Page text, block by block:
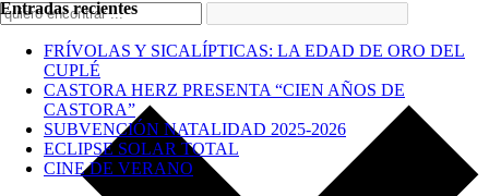
Entradas recientes
FRÍVOLAS Y SICALÍPTICAS: LA EDAD DE ORO DEL
CUPLÉ
CASTORA HERZ PRESENTA “CIEN AÑOS DE
CASTORA”
SUBVENCIÓN NATALIDAD 2025-2026
ECLIPSE SOLAR TOTAL
CINE DE VERANO